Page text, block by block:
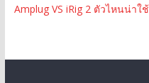
Amplug VS iRig 2 ตัวไหนน่าใ